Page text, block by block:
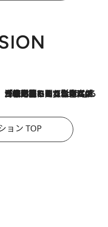
2026.8.3
「住宅建てられない…」「サーチャージ料の高値が続いている」ホルムズ海峡封鎖による影響はいつまで続く？《エネルギー専門家に聞く“どうなる日本の暮らし”》
ョン TOP